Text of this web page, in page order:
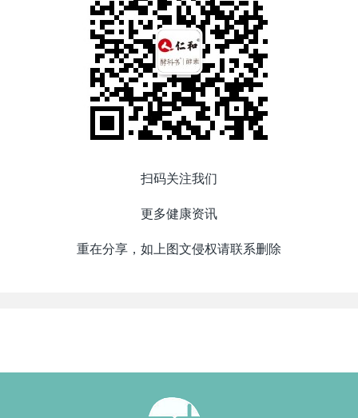
扫码关注我们
更多健康资讯
重在分享，如上图文侵权请联系删除